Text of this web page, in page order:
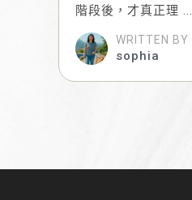
階段後，才真正理 ...
WRITTEN BY
sophia